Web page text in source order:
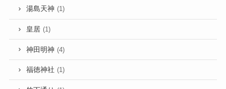
湯島天神 (1)
皇居 (1)
神田明神 (4)
福徳神社 (1)